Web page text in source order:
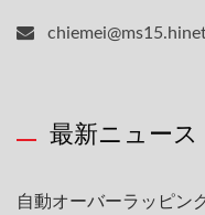
最新ニュース
自動オーバーラッピン